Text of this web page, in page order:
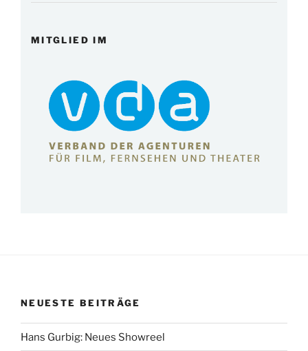
MITGLIED IM
NEUESTE BEITRÄGE
Hans Gurbig: Neues Showreel